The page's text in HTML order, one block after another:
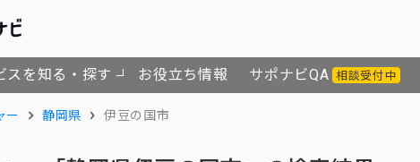
スを知る・探す お役立ち情報 サポナビQA 相談受付中
ー 静岡県 伊豆の国市